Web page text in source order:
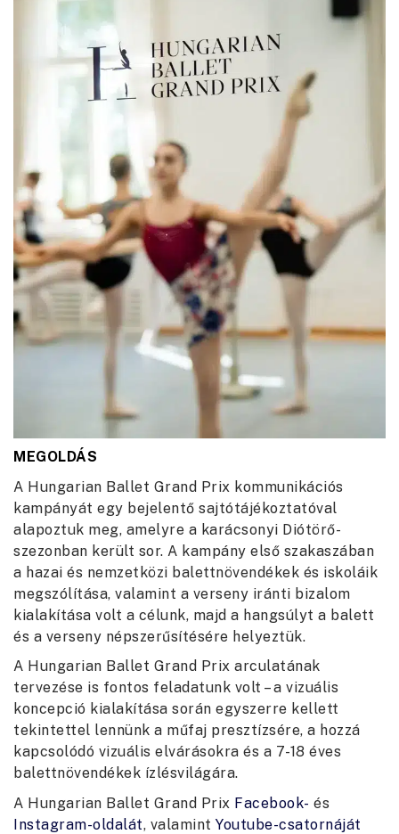
MEGOLDÁS
A Hungarian Ballet Grand Prix kommunikációs
kampányát egy bejelentő sajtótájékoztatóval
alapoztuk meg, amelyre a karácsonyi Diótörő-
szezonban került sor. A kampány első szakaszában
a hazai és nemzetközi balettnövendékek és iskoláik
megszólítása, valamint a verseny iránti bizalom
kialakítása volt a célunk, majd a hangsúlyt a balett
és a verseny népszerűsítésére helyeztük.
A Hungarian Ballet Grand Prix arculatának
tervezése is fontos feladatunk volt – a vizuális
koncepció kialakítása során egyszerre kellett
tekintettel lennünk a műfaj presztízsére, a hozzá
kapcsolódó vizuális elvárásokra és a 7-18 éves
balettnövendékek ízlésvilágára.
A Hungarian Ballet Grand Prix Facebook- és
Instagram-oldalát, valamint Youtube-csatornáját